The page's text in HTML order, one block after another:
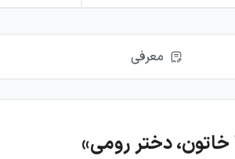
معرفی
خاتون، دختر رومی»